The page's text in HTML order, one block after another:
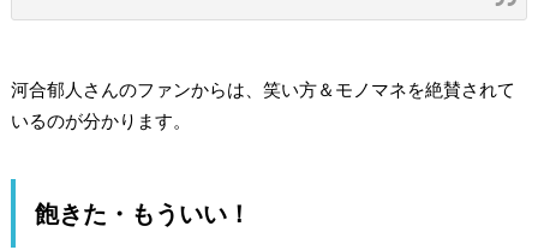
河合郁人さんのファンからは、笑い方＆モノマネを絶賛されて
いるのが分かります。
飽きた・もういい！